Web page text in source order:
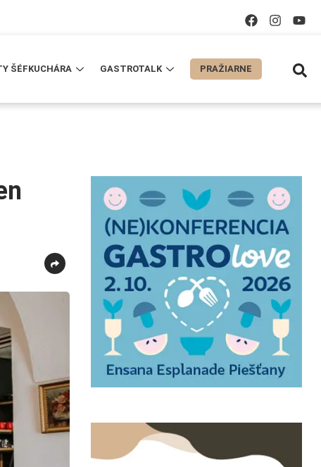
ŠÉFKUCHÁRA GASTROTALK PRAŽIARNE